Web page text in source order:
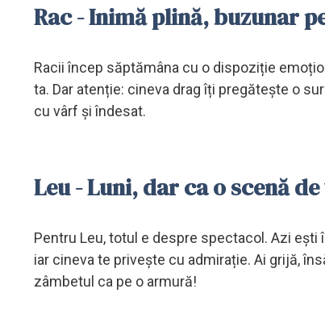
Rac - Inimă plină, buzunar
Racii încep săptămâna cu o dispoziție
ta. Dar atenție: cineva drag îți pregătește o
cu vârf și îndesat.
Leu - Luni, dar ca o scenă
Pentru Leu, totul e despre spectacol. Azi
iar cineva te privește cu admirație. Ai grijă,
zâmbetul ca pe o armură!